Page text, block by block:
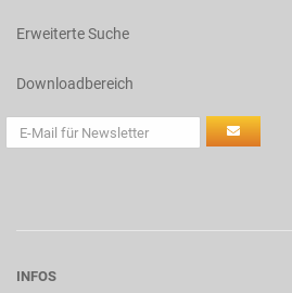
Erweiterte Suche
Downloadbereich
INFOS